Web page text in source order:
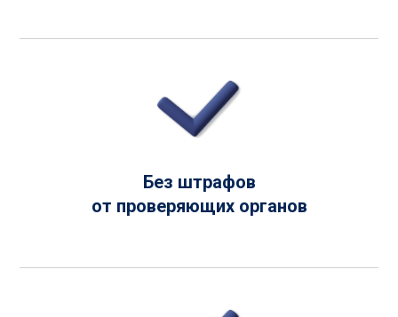
Без штрафов
от проверяющих органов